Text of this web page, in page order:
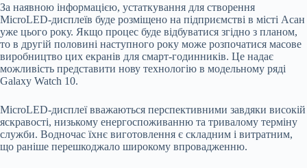
За наявною інформацією, устаткування для створення
MicroLED-дисплеїв буде розміщено на підприємстві в місті Асан
уже цього року. Якщо процес буде відбуватися згідно з планом,
то в другій половині наступного року може розпочатися масове
виробництво цих екранів для смарт-годинників. Це надає
можливість представити нову технологію в модельному ряді
Galaxy Watch 10.
MicroLED-дисплеї вважаються перспективними завдяки високій
яскравості, низькому енергоспоживанню та тривалому терміну
служби. Водночас їхнє виготовлення є складним і витратним,
що раніше перешкоджало широкому впровадженню.